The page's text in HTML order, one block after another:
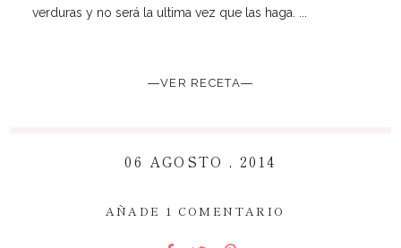
verduras y no será la ultima vez que las haga. ...
―VER RECETA―
06 AGOSTO , 2014
AÑADE 1 COMENTARIO